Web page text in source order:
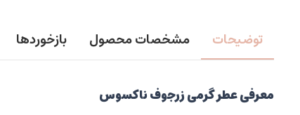
توضیحات مشخصات محصول بازخوردها
معرفی عطر گرمی زرجوف ناکسوس